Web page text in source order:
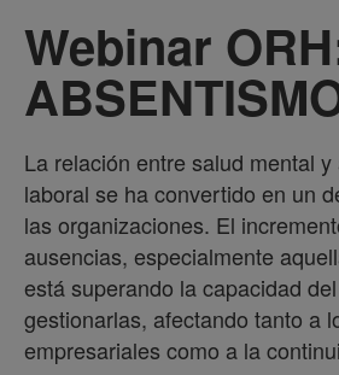
Webinar
La relación entre salud mental
laboral se ha convertido en un
las organizaciones. El
ausencias, especialmente
está superando la capacidad
gestionarlas, afectando tanto a
empresariales como a la